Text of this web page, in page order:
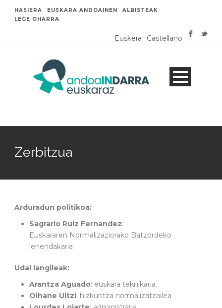
HASIERA EUSKARA ANDOAINEN
ALBISTEAK
LEGE OHARRA
Euskera Castellano
Zerbitzua
Arduradun politikoa:
Sagrario Ruiz Fernandez:
Euskararen Normalizaziorako Batzordeko
lehendakaria
Udal langileak:
Arantza Aguado: euskara teknikaria.
Oihane Uitzi: hizkuntza normalizatzailea